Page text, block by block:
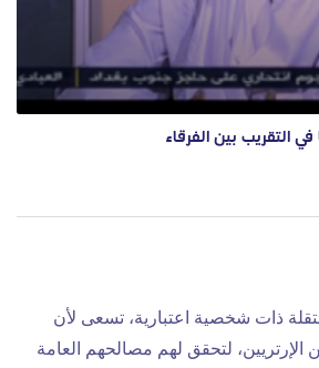
في التقريب بين الفرقاء
ذات شخصية اعتبارية، تسعى لأن
لتحقق لهم مصالحهم العامة